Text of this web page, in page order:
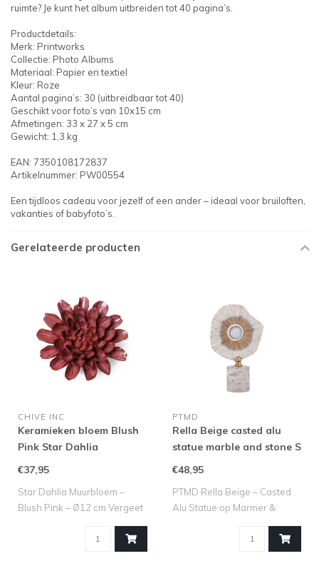
ruimte? Je kunt het album uitbreiden tot 40 pagina’s.
Productdetails:
Merk: Printworks
Collectie: Photo Albums
Materiaal: Papier en textiel
Kleur: Roze
Aantal pagina’s: 30 (uitbreidbaar tot 40)
Geschikt voor foto’s van 10x15 cm
Afmetingen: 33 x 27 x 5 cm
Gewicht: 1,3 kg
EAN: 7350108172837
Artikelnummer: PW00554
Een tijdloos cadeau voor jezelf of een ander – ideaal voor bruiloften,
vakanties of babyfoto’s.
Gerelateerde producten
CHIVE INC
Keramieken bloem Blush
Pink Star Dahlia
€37,95
Star Dahlia Muurbloem –
Blush Pink – Ø12 cm Vergeet
PTMD
Rella Beige casted alu
statue marble and stone S
€48,95
PTMD Rella Beige – Casted
Alu Statue op Marmer &